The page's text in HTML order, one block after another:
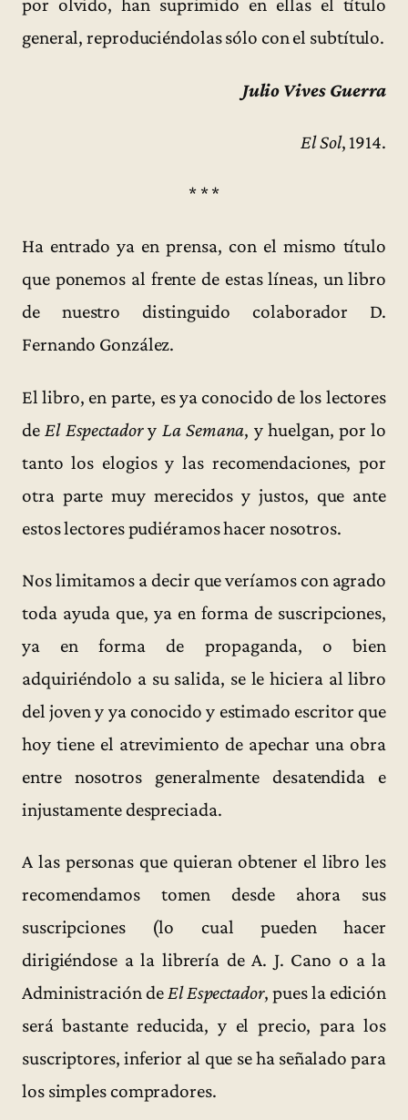
por olvido, han suprimido en ellas el título
general, reproduciéndolas sólo con el subtítulo.
Julio Vives Guerra
El Sol, 1914.
* * *
Ha entrado ya en prensa, con el mismo título
que ponemos al frente de estas líneas, un libro
de nuestro distinguido colaborador D.
Fernando González.
El libro, en parte, es ya conocido de los lectores
de El Espectadory La Semana, y huelgan, por lo
tanto los elogios y las recomendaciones, por
otra parte muy merecidos y justos, que ante
estos lectores pudiéramos hacer nosotros.
Nos limitamos a decir que veríamos con agrado
toda ayuda que, ya en forma de suscripciones,
ya en forma de propaganda, o bien
adquiriéndolo a su salida, se le hiciera al libro
del joven y ya conocido y estimado escritor que
hoy tiene el atrevimiento de apechar una obra
entre nosotros generalmente desatendida e
injustamente despreciada.
A las personas que quieran obtener el libro les
recomendamos tomen desde ahora sus
suscripciones (lo cual pueden hacer
dirigiéndose a la librería de A. J. Cano o a la
Administración deEl Espectador, pues la edición
será bastante reducida, y el precio, para los
suscriptores, inferior al que se ha señalado para
los simples compradores.